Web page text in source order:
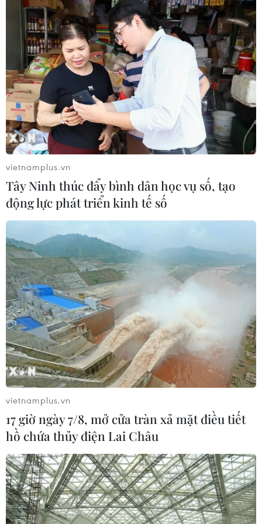
EU tuyên bố vượt qua “phép thử” an
ninh biên giới sau khủng hoảng
Ceuta
05/08/2026 00:37
Nga và Ukraine tiếp tục tấn
công qua lại, thương vong không
ngừng gia tăng
04/08/2026 15:54
Pháp ghi nhận tháng 7 nóng nhất
04/08/2026 15:17
Tây Ban Nha phát trực tiếp nhật thực
toàn phần từ độ cao 9.000 m
04/08/2026 13:23
Tàu chở hàng của Thổ Nhĩ Kỳ bị tấn
công trên Biển Đen
04/08/2026 05:54
Vì sao Google khiến Mỹ và
EU đối đầu về chủ quyền số?
04/08/2026 04:13
vietnamplus.vn
Tây Ninh thúc đẩy bình dân học vụ số, tạo
động lực phát triển kinh tế số
vietnamplus.vn
17 giờ ngày 7/8, mở cửa tràn xả mặt điều tiết
hồ chứa thủy điện Lai Châu